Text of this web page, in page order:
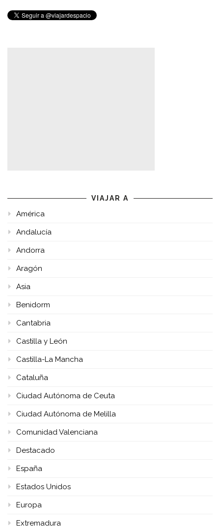
VIAJAR A
América
Andalucía
Andorra
Aragón
Asia
Benidorm
Cantabria
Castilla y León
Castilla-La Mancha
Cataluña
Ciudad Autónoma de Ceuta
Ciudad Autónoma de Melilla
Comunidad Valenciana
Destacado
España
Estados Unidos
Europa
Extremadura